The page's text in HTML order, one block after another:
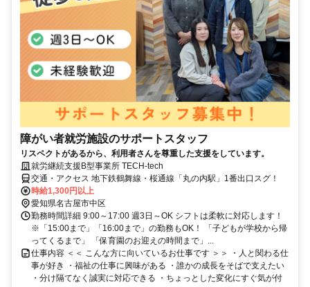
障がい者就労施設のサポートスタッフ
リスペクトがあるから、利用者さんを尊重した支援をしています。
就労継続支援B型事業所 TECH-tech
交通・アクセス 地下鉄鶴舞線・桜通線「丸の内駅」1番出口スグ！
時給1,300円以上
愛知県名古屋市中区
勤務時間詳細 9:00～17:00 週3日～OK シフトは柔軟に対応します！
※「15:00まで」「16:00まで」の勤務もOK！ 「子どもが学校から帰
ってくるまで」 「保育園のお迎えの時間まで」...
仕事内容 ＜＜ こんな方に向いているお仕事です ＞＞ ・人と関わる仕
事が好き ・福祉の仕事に興味がある ・誰かの成長をそばで支えたい
・分け隔てなく誠実に対応できる ・ちょっとした変化にすぐ気が付